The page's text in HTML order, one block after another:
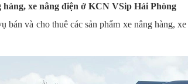
hàng, xe nâng điện ở KCN VSip Hải Phòng
bán và cho thuê các sản phẩm xe nâng hàng,